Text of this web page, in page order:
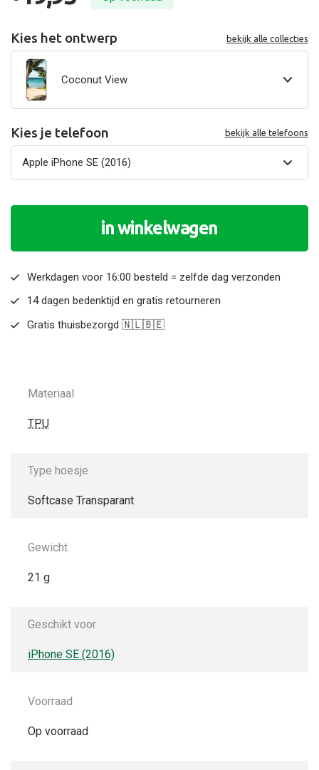
Kies het ontwerp bekijk alle collecties
Coconut View
Kies je telefoon bekijk alle telefoons
in winkelwagen
Werkdagen voor 16:00 besteld = zelfde dag verzonden
14 dagen bedenktijd en gratis retourneren
Gratis thuisbezorgd 🇳🇱🇧🇪
Materiaal
TPU
Type hoesje
Softcase Transparant
Gewicht
21 g
Geschikt voor
iPhone SE (2016)
Voorraad
Op voorraad